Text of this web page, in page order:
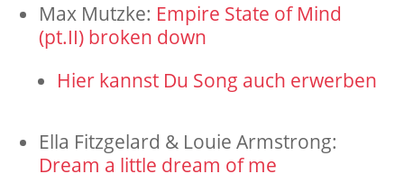
Max Mutzke: Empire State of Mind
(pt.II) broken down
Hier kannst Du Song auch erwerben
Ella Fitzgelard & Louie Armstrong:
Dream a little dream of me